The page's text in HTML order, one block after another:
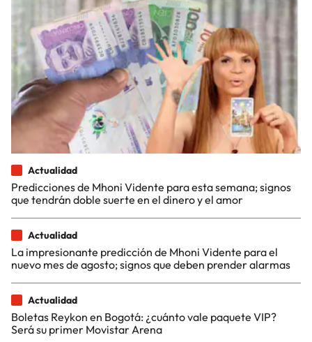
Actualidad
Predicciones de Mhoni Vidente para esta semana; signos
que tendrán doble suerte en el dinero y el amor
Actualidad
La impresionante predicción de Mhoni Vidente para el
nuevo mes de agosto; signos que deben prender alarmas
Actualidad
Boletas Reykon en Bogotá: ¿cuánto vale paquete VIP?
Será su primer Movistar Arena